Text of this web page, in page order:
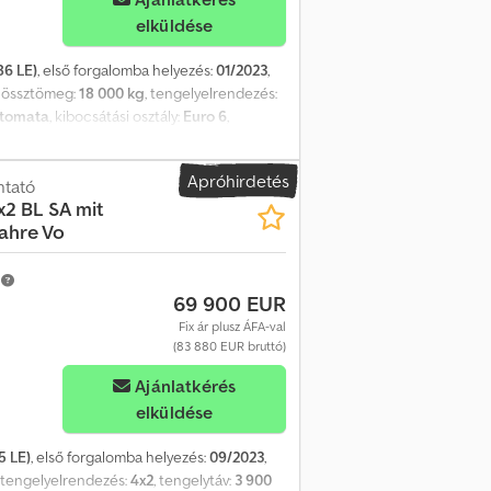
Rox Ahhja
elküldése
LE), első forgalomba helyezés:01/2023,
össztömeg:18 000 kg, tengelyelrendezés:
, kibocsátási osztály: Euro 6,
differenciálzár, fedélzeti
8173 kg, megengedett össztömeg:
lassító, digitális menetirányító,
rendszer (ESP),
vezetői kartámasz,
MAN Media Truck Advanced, digitális
ablakemelő, tetőablak, külső
tükör, nagylátószögű tükör,
tengelyterhelés kijelző,
gumibevonatú padló, szigetelt
sebességkorlátozó, tárolórekesz,
értesítés nélkül változtatás
A jármű helye: TRUCK ON
Apróhirdetés
BL SA mit
Vo
69 900 EUR
Fix ár plusz ÁFA-val
(83 880 EUR bruttó)
Ajánlatkérés
elküldése
LE), első forgalomba helyezés:09/2023,
4x2, tengelytáv: 3 900